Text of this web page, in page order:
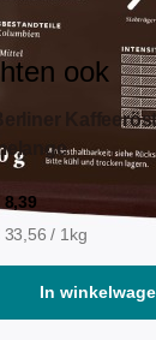
ook
Berliner
8,39
33,56 / 1kg
In